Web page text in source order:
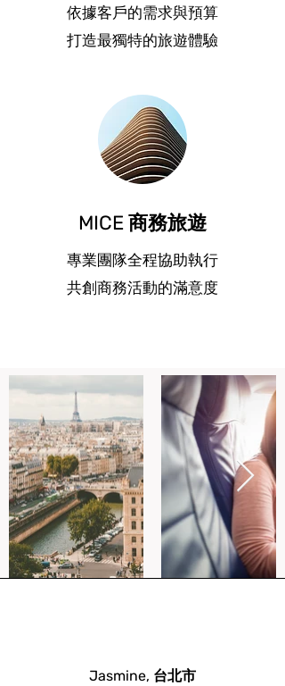
依據客戶的需求與預算
打造最獨特的旅遊體驗
MICE 商務旅遊
專業團隊全程協助執行
共創商務活動的滿意度
Jasmine, 台北市